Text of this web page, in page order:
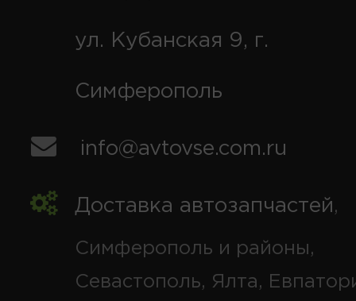
ул. Кубанская 9, г.
Симферополь
info@avtovse.com.ru
Доставка автозапчастей,
Симферополь и районы,
Севастополь, Ялта,